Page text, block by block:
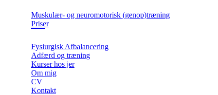
Muskulær- og neuromotorisk (genop)træning
Priser
Fysiurgisk Afbalancering
Adfærd og træning
Kurser hos jer
Om mig
CV
Kontakt